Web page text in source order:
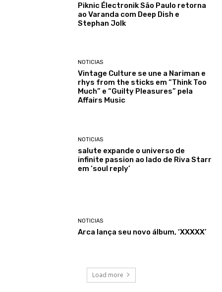
Piknic Électronik São Paulo retorna
ao Varanda com Deep Dish e
Stephan Jolk
NOTICIAS
Vintage Culture se une a Nariman e
rhys from the sticks em “Think Too
Much” e “Guilty Pleasures” pela
Affairs Music
NOTICIAS
salute expande o universo de
infinite passion ao lado de Riva Starr
em ‘soul reply’
NOTICIAS
Arca lança seu novo álbum, ‘XXXXX’
Load more